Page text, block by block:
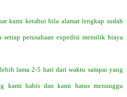
kami ketahui bila alamat lengkap sudah
perusahaan expedisi memilik biaya
lama 2-5 hari dari waktu sampai yang
kami habis dan kami harus menunggu